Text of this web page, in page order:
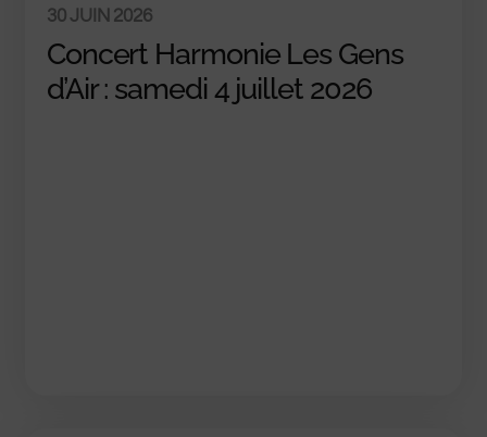
30 JUIN 2026
Concert Harmonie Les Gens
d’Air : samedi 4 juillet 2026